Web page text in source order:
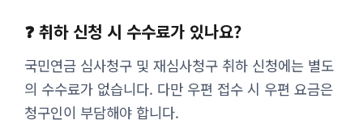
❓ 취하 신청 시 수수료가 있나요?
국민연금 심사청구 및 재심사청구 취하 신청에는 별도
의 수수료가 없습니다. 다만 우편 접수 시 우편 요금은
청구인이 부담해야 합니다.